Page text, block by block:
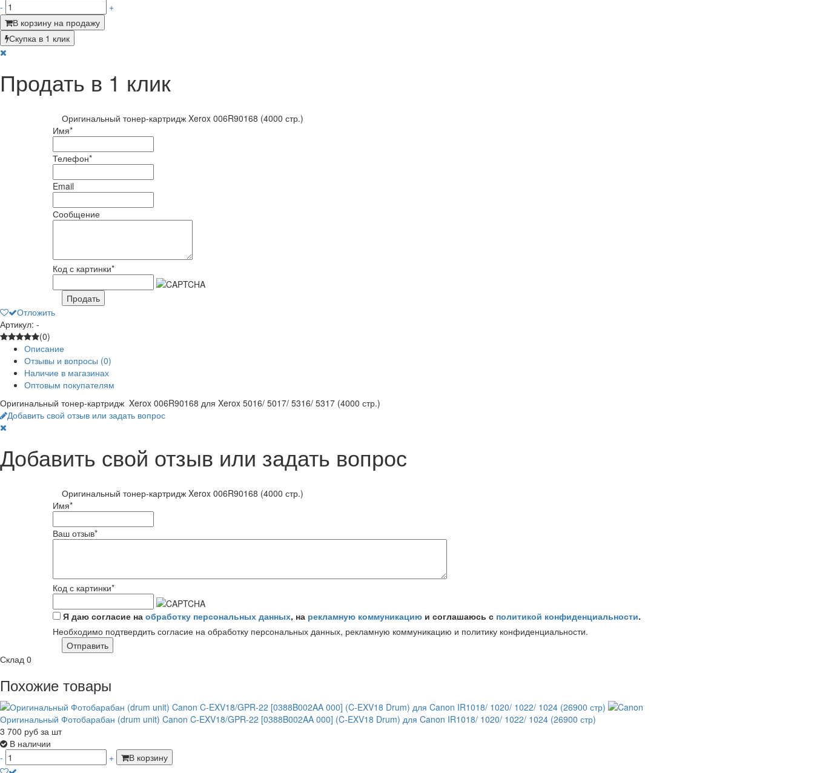
-
+
В корзину на продажу
Скупка в 1 клик
Продать в 1 клик
Оригинальный тонер-картридж Xerox 006R90168 (4000 стр.)
Имя*
Телефон*
Email
Сообщение
Код с картинки*
Продать
Отложить
Артикул: -
(0)
Описание
Отзывы и вопросы (0)
Наличие в магазинах
Оптовым покупателям
Оригинальный тонер-картридж Xerox 006R90168 для Xerox 5016/ 5017/ 5316/ 5317 (4000 стр.)
Добавить свой отзыв или задать вопрос
Добавить свой отзыв или задать вопрос
Оригинальный тонер-картридж Xerox 006R90168 (4000 стр.)
Имя*
Ваш отзыв*
Код с картинки*
Я даю согласие на обработку персональных данных, на рекламную коммуникацию и соглашаюсь с политикой конфиденциальности.
Необходимо подтвердить согласие на обработку персональных данных, рекламную коммуникацию и политику конфиденциальности.
Отправить
Склад 0
Похожие товары
Оригинальный Фотобарабан (drum unit) Canon C-EXV18/GPR-22 [0388B002AA 000] (C-EXV18 Drum) для Canon IR1018/ 1020/ 1022/ 1024 (26900 стр)
3 700 руб за шт
В наличии
-
+ В корзину